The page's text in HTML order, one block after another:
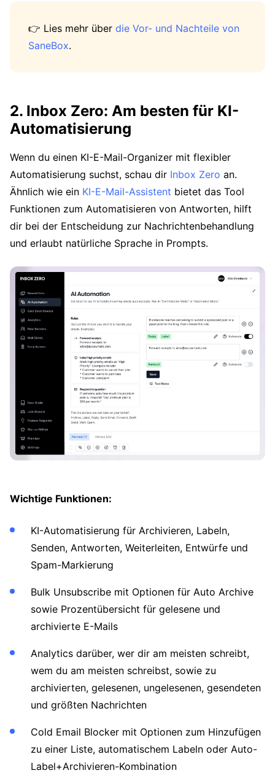
👉 Lies mehr über die Vor- und Nachteile von
SaneBox.
2. Inbox Zero: Am besten für KI-
Automatisierung
Wenn du einen KI-E-Mail-Organizer mit flexibler
Automatisierung suchst, schau dir Inbox Zero an.
Ähnlich wie ein KI-E-Mail-Assistent bietet das Tool
Funktionen zum Automatisieren von Antworten, hilft
dir bei der Entscheidung zur Nachrichtenbehandlung
und erlaubt natürliche Sprache in Prompts.
Wichtige Funktionen:
KI-Automatisierung für Archivieren, Labeln,
Senden, Antworten, Weiterleiten, Entwürfe und
Spam-Markierung
Bulk Unsubscribe mit Optionen für Auto Archive
sowie Prozentübersicht für gelesene und
archivierte E-Mails
Analytics darüber, wer dir am meisten schreibt,
wem du am meisten schreibst, sowie zu
archivierten, gelesenen, ungelesenen, gesendeten
und größten Nachrichten
Cold Email Blocker mit Optionen zum Hinzufügen
zu einer Liste, automatischem Labeln oder Auto-
Label+Archivieren-Kombination